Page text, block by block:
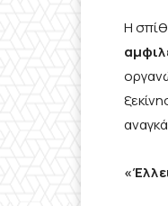
Η